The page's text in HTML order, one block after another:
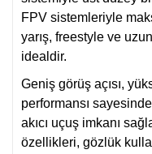
FPV sistemleriyle
yarış, freestyle ve
idealdir.
Geniş görüş açısı,
performansı
akıcı uçuş imkanı
özellikleri, gözlük